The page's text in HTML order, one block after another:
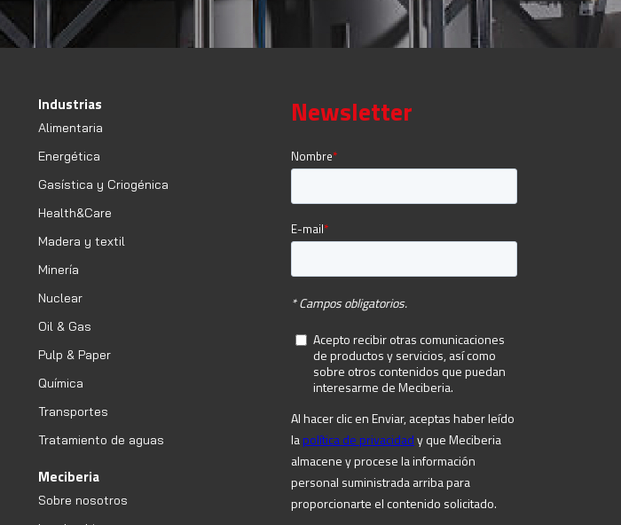
Industrias
Alimentaria
Energética
Gasística y Criogénica
Health&Care
Madera y textil
Minería
Nuclear
Oil & Gas
Pulp & Paper
Química
Transportes
Tratamiento de aguas
Meciberia
Sobre nosotros